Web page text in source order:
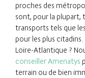
proches des
sont, pour la plupart,
transports tels que
pour les plus
Loire-Atlantique ?
conseiller Amenatys
terrain ou de bien